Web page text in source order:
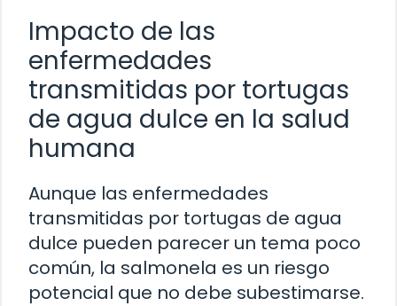
Impacto de las
enfermedades
transmitidas por tortugas
de agua dulce en la salud
humana
Aunque las enfermedades
transmitidas por tortugas de agua
dulce pueden parecer un tema poco
común, la salmonela es un riesgo
potencial que no debe subestimarse.